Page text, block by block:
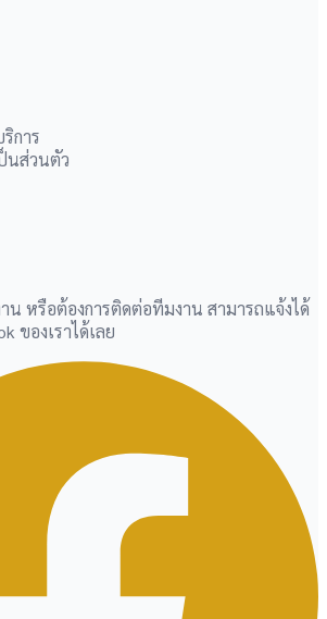
การ
นส่วนตัว
หรือต้องการติดต่อทีมงาน สามารถแจ้งได้
ของเราได้เลย